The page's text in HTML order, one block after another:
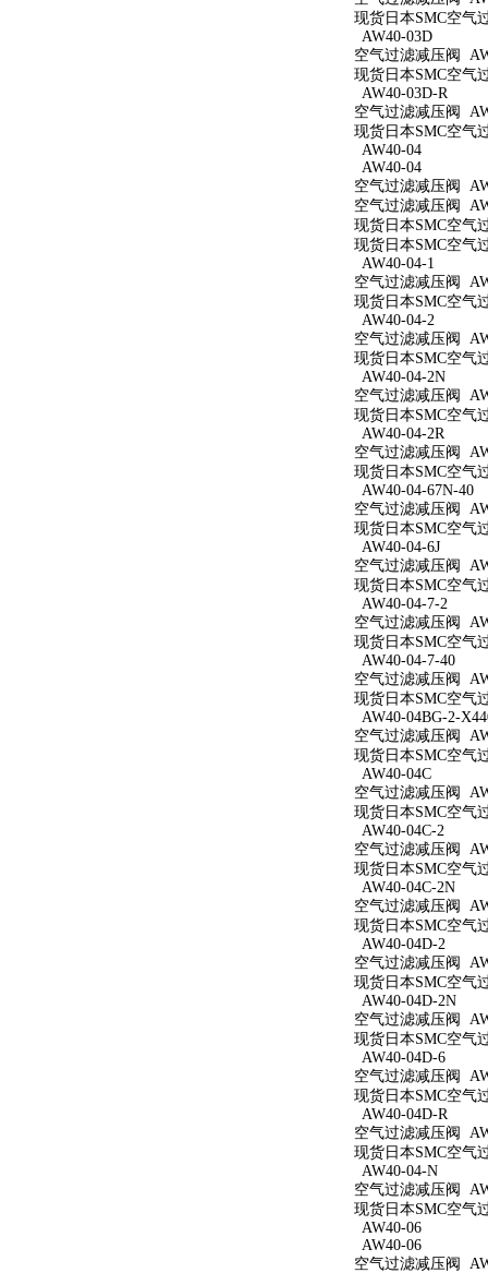
现货日本SMC空气
AW40-03D
空气过滤减压阀
现货日本SMC空气
AW40-03D-R
空气过滤减压阀
现货日本SMC空气
AW40-04
AW40-04
空气过滤减压阀
空气过滤减压阀
现货日本SMC空气
现货日本SMC空气
AW40-04-1
空气过滤减压阀
现货日本SMC空气
AW40-04-2
空气过滤减压阀
现货日本SMC空气
AW40-04-2N
空气过滤减压阀
现货日本SMC空气
AW40-04-2R
空气过滤减压阀
现货日本SMC空气
AW40-04-67N-40
空气过滤减压阀
现货日本SMC空气
AW40-04-6J
空气过滤减压阀
现货日本SMC空气
AW40-04-7-2
空气过滤减压阀
现货日本SMC空气
AW40-04-7-40
空气过滤减压阀
现货日本SMC空气
AW40-04BG-2-
空气过滤减压阀
现货日本SMC空气
AW40-04C
空气过滤减压阀
现货日本SMC空气
AW40-04C-2
空气过滤减压阀
现货日本SMC空气
AW40-04C-2N
空气过滤减压阀
现货日本SMC空气
AW40-04D-2
空气过滤减压阀
现货日本SMC空气
AW40-04D-2N
空气过滤减压阀
现货日本SMC空气
AW40-04D-6
空气过滤减压阀
现货日本SMC空气
AW40-04D-R
空气过滤减压阀
现货日本SMC空气
AW40-04-N
空气过滤减压阀
现货日本SMC空气
AW40-06
AW40-06
空气过滤减压阀